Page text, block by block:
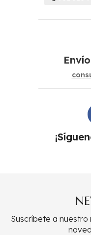
Suscríbete a